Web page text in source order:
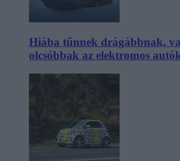
Hiába tűnnek drágábbnak,
olcsóbbak az elektromos